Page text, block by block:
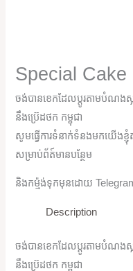
Special Cake
ចង់បានខេកដែលប្តូរតាមបំណង
នឹងប្រ៊េដថក កម្ពុជា
សូមធ្វើការទំនាក់ទំនងមកយើងខ្ញុំ
សម្រាប់ព័ត៍មានបន្ថែម
និងកម្ម៉ង់ទុកមុនដោយ
Description
ចង់បានខេកដែលប្តូរតាមបំណង
នឹងប្រ៊េដថក កម្ពុជា